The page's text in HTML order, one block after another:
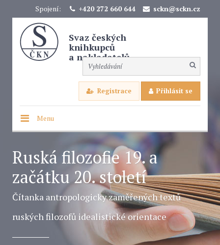
Spojení: +420 272 660 644 sckn@sckn.cz
Svaz českých
knihkupců
a nakladatelů
Registrace Přihlásit se
Menu
Ruská filozofie 19. a
začátku 20. století
Čítanka antropologicky zaměřených textů
ruských filozofů idealistické orientace